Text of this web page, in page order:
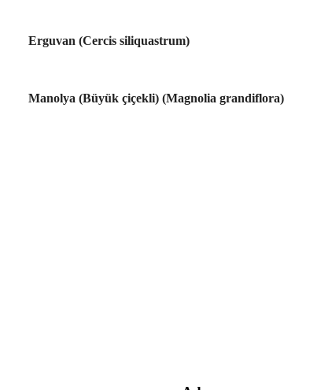
Erguvan (Cercis siliquastrum)
Manolya (Büyük çiçekli) (Magnolia grandiflora)